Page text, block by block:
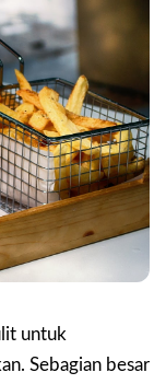
untuk
Sebagian besar